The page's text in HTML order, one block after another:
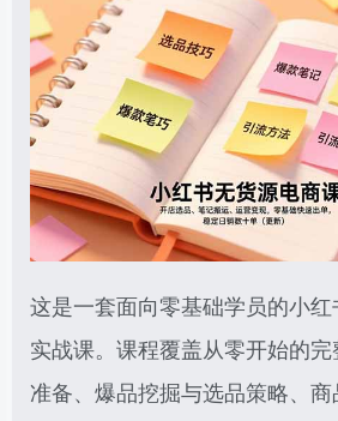
这是一套面向零基础学员的小
实战课。课程覆盖从零开始的
准备、爆品挖掘与选品策略、